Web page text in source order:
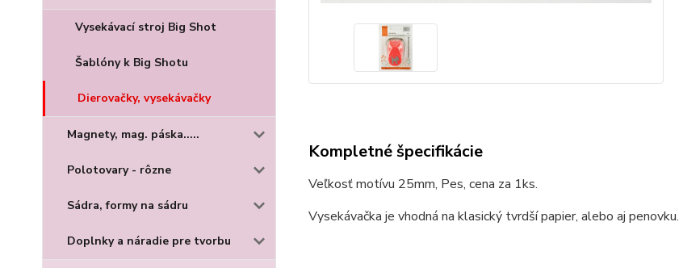
Vysekávací stroj Big Shot
Šablóny k Big Shotu
Dierovačky, vysekávačky
Magnety, mag. páska.....
Polotovary - rôzne
Sádra, formy na sádru
Doplnky a náradie pre tvorbu
Kompletné špecifikácie
Veľkosť motívu 25mm, Pes, cena za 1ks.
Vysekávačka je vhodná na klasický tvrdší papier, alebo aj penovku.